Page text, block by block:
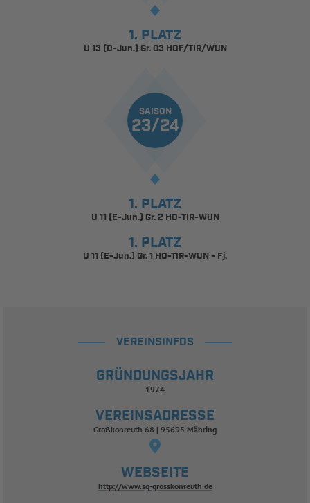
1. PLATZ
U 13 (D-Jun.) Gr. 03 HOF/TIR/WUN
SAISON
23/24
1. PLATZ
U 11 (E-Jun.) Gr. 2 HO-TIR-WUN
1. PLATZ
U 11 (E-Jun.) Gr. 1 HO-TIR-WUN - Fj.
VEREINSINFOS
GRÜNDUNGSJAHR
1974
VEREINSADRESSE
Großkonreuth 68 | 95695 Mähring
WEBSEITE
http://www.sg-grosskonreuth.de